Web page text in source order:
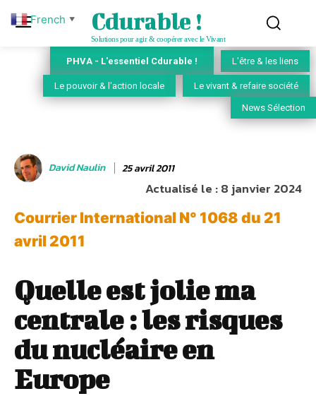
Cdurable !
Solutions pour agir & coopérer avec le Vivant
PHVA - L'essentiel Cdurable ! L'être & les liens
Le pouvoir & l'action locale Le vivant & refaire société
News Sélection
David Naulin 25 avril 2011
Actualisé le :8 janvier 2024
Courrier International N° 1068 du 21
avril 2011
Quelle est jolie ma
centrale : les risques
du nucléaire en
Europe
French ▼